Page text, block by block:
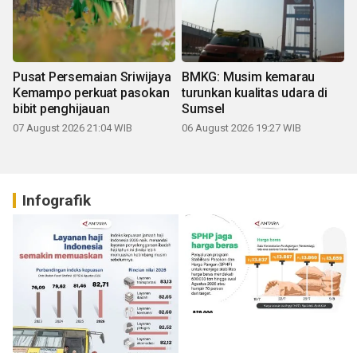
Pusat Persemaian Sriwijaya
Kemampo perkuat pasokan
bibit penghijauan
07 August 2026 21:04 WIB
BMKG: Musim kemarau
turunkan kualitas udara di
Sumsel
06 August 2026 19:27 WIB
Infografik